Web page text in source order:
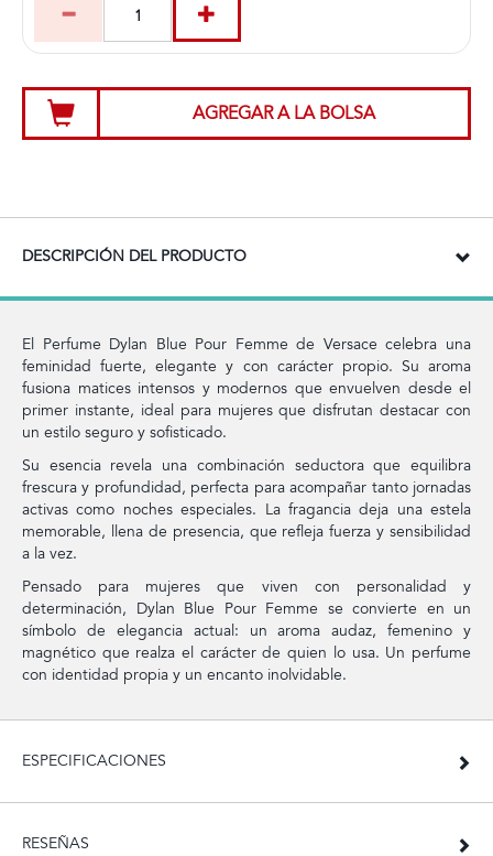
AGREGAR A LA BOLSA
DESCRIPCIÓN DEL PRODUCTO
El Perfume Dylan Blue Pour Femme de Versace celebra una
feminidad fuerte, elegante y con carácter propio. Su aroma
fusiona matices intensos y modernos que envuelven desde el
primer instante, ideal para mujeres que disfrutan destacar con
un estilo seguro y sofisticado.
Su esencia revela una combinación seductora que equilibra
frescura y profundidad, perfecta para acompañar tanto jornadas
activas como noches especiales. La fragancia deja una estela
memorable, llena de presencia, que refleja fuerza y sensibilidad
a la vez.
Pensado para mujeres que viven con personalidad y
determinación, Dylan Blue Pour Femme se convierte en un
símbolo de elegancia actual: un aroma audaz, femenino y
magnético que realza el carácter de quien lo usa. Un perfume
con identidad propia y un encanto inolvidable.
ESPECIFICACIONES
RESEÑAS